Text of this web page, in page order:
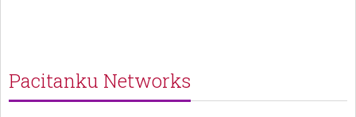
Pacitanku Networks